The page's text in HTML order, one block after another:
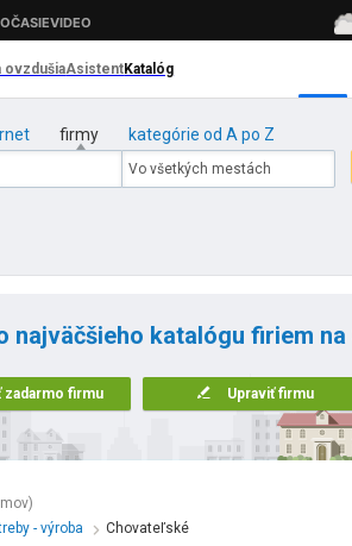
firmy kategórie od A po Z
najväčšieho katalógu firiem
zadarmo firmu Upraviť firmu
- výroba
Chovateľské